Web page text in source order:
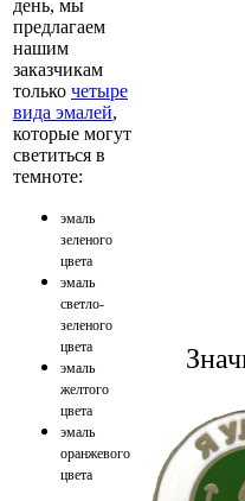
день, мы
предлагаем
нашим
заказчикам
только четыре
вида эмалей,
которые могут
светиться в
темноте:
эмаль
зеленого
цвета
эмаль
светло-
зеленого
цвета
эмаль
желтого
цвета
эмаль
оранжевого
цвета